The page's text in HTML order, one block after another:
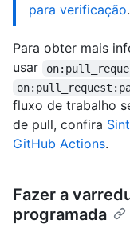
para verificação.
Para obter mais
usar
fluxo de trabalho
de pull, confira
GitHub Actions.
Fazer a
programada